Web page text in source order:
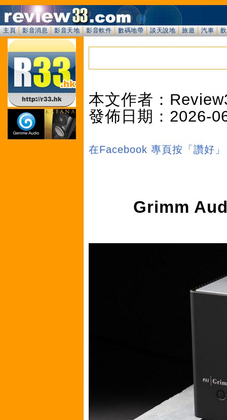
主頁 影音消息 影音天地 影音軟件 數碼地帶 談天說地 旅遊 汽車
本文作者：
發佈日期：2026-
在Facebook 專頁按「讚好
Grimm